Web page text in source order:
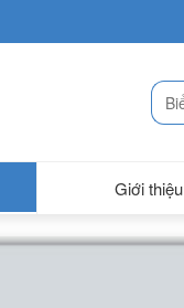
Giới thiệu